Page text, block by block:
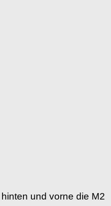
und vorne die M2